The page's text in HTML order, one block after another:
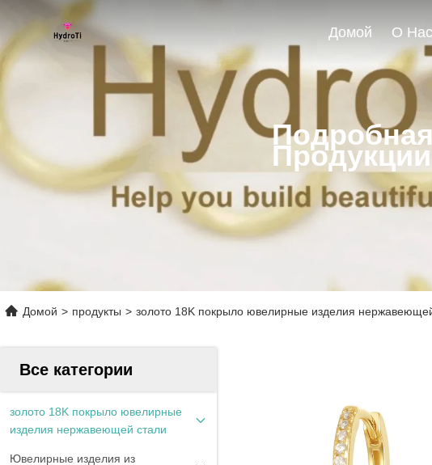
Домой О Нас
Продукции
Домой > продукты > золото 18K покрыло ювелирные изделия
Все категории
золото 18K покрыло ювелирные
изделия нержавеющей стали
Ювелирные изделия из